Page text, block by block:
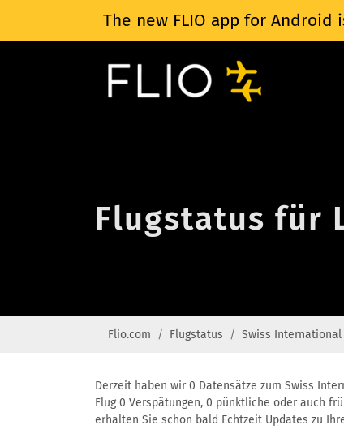
The new FLIO app for Android
Flugstatus für
Flio.com Flugstatus Swiss International
Derzeit haben wir 0 Datensätze zum Swiss
Flug 0 Verspätungen, 0 pünktliche oder auch
erhalten Sie schon bald Echtzeit Updates zu